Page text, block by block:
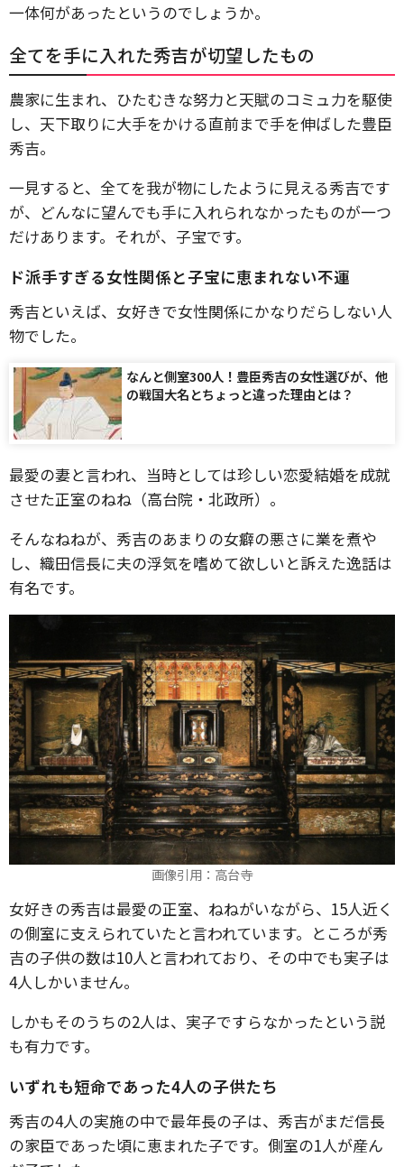
一体何があったというのでしょうか。
全てを手に入れた秀吉が切望したもの
農家に生まれ、ひたむきな努力と天賦のコミュ力を駆使
し、天下取りに大手をかける直前まで手を伸ばした豊臣
秀吉。
一見すると、全てを我が物にしたように見える秀吉です
が、どんなに望んでも手に入れられなかったものが一つ
だけあります。それが、子宝です。
ド派手すぎる女性関係と子宝に恵まれない不運
秀吉といえば、女好きで女性関係にかなりだらしない人
物でした。
なんと側室300人！豊臣秀吉の女性選びが、他
の戦国大名とちょっと違った理由とは？
最愛の妻と言われ、当時としては珍しい恋愛結婚を成就
させた正室のねね（高台院・北政所）。
そんなねねが、秀吉のあまりの女癖の悪さに業を煮や
し、織田信長に夫の浮気を嗜めて欲しいと訴えた逸話は
有名です。
画像引用：高台寺
女好きの秀吉は最愛の正室、ねねがいながら、15人近く
の側室に支えられていたと言われています。ところが秀
吉の子供の数は10人と言われており、その中でも実子は
4人しかいません。
しかもそのうちの2人は、実子ですらなかったという説
も有力です。
いずれも短命であった4人の子供たち
秀吉の4人の実施の中で最年長の子は、秀吉がまだ信長
の家臣であった頃に恵まれた子です。側室の1人が産ん